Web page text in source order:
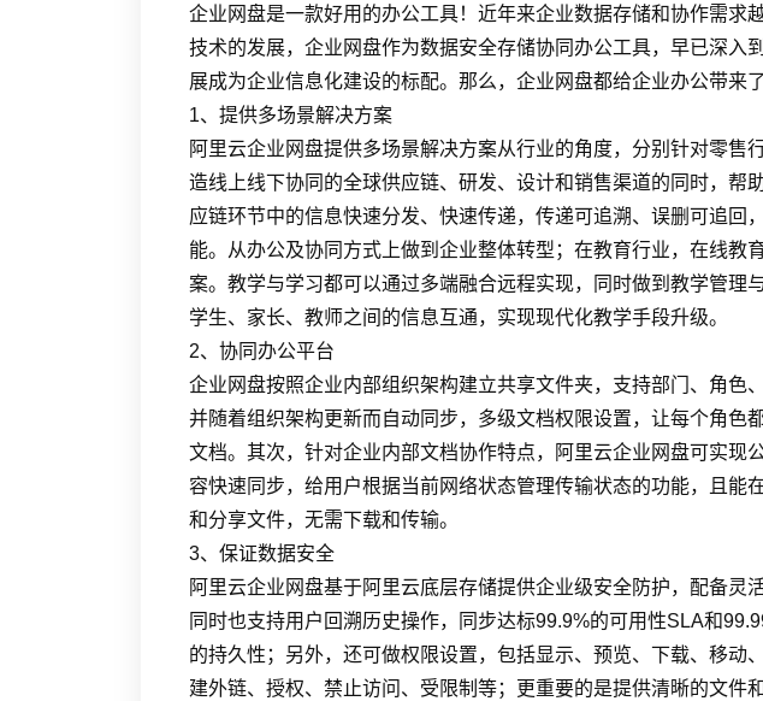
企业网盘是一款好用的办公工具！近年来企业数据存储和协作需求
技术的发展，企业网盘作为数据安全存储协同办公工具，早已深入
展成为企业信息化建设的标配。那么，企业网盘都给企业办公带来
1、提供多场景解决方案
阿里云企业网盘提供多场景解决方案从行业的角度，分别针对零售
造线上线下协同的全球供应链、研发、设计和销售渠道的同时，帮
应链环节中的信息快速分发、快速传递，传递可追溯、误删可追回
能。从办公及协同方式上做到企业整体转型；在教育行业，在线教
案。教学与学习都可以通过多端融合远程实现，同时做到教学管理
学生、家长、教师之间的信息互通，实现现代化教学手段升级。
2、协同办公平台
企业网盘按照企业内部组织架构建立共享文件夹，支持部门、角色
并随着组织架构更新而自动同步，多级文档权限设置，让每个角色
文档。其次，针对企业内部文档协作特点，阿里云企业网盘可实现
容快速同步，给用户根据当前网络状态管理传输状态的功能，且能
和分享文件，无需下载和传输。
3、保证数据安全
阿里云企业网盘基于阿里云底层存储提供企业级安全防护，配备灵
同时也支持用户回溯历史操作，同步达标99.9%的可用性SLA和
的持久性；另外，还可做权限设置，包括显示、预览、下载、移动
建外链、授权、禁止访问、受限制等；更重要的是提供清晰的文件